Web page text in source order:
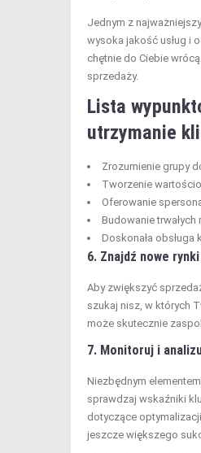
Jednym z
wysoka jakość usług i
chętnie do Ciebie
sprzedaży.
Lista
utrzymanie
Zrozumienie grupy
Tworzenie
Oferowanie
Budowanie trwałych
Doskonała obsługa
6. Znajdź nowe
Aby zwiększyć
szukaj nisz, w których
może skutecznie
7. Monitoruj i
Niezbędnym
sprawdzaj wskaźniki
dotyczące
jeszcze większego